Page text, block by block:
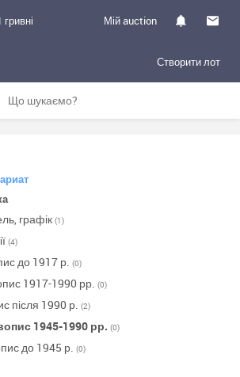
Мій auction
Створити лот
графік (1)
(4)
до 1917 р. (0)
1917-1990 рр. (0)
після 1990 р. (2)
1945-1990 рр. (0)
до 1945 р. (0)